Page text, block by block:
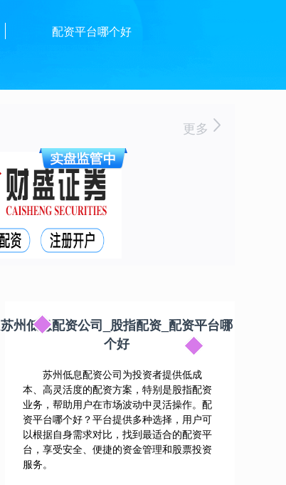
配资平台哪个好
更多
苏州低息配资公司_股指配资_配资平台哪
个好
苏州低息配资公司为投资者提供低成
本、高灵活度的配资方案，特别是股指配资
业务，帮助用户在市场波动中灵活操作。配
资平台哪个好？平台提供多种选择，用户可
以根据自身需求对比，找到最适合的配资平
台，享受安全、便捷的资金管理和股票投资
服务。